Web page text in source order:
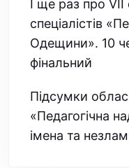
І ще раз про
спеціалістів
Одещини». 10
фінальний
Підсумки
«Педагогічна
імена та